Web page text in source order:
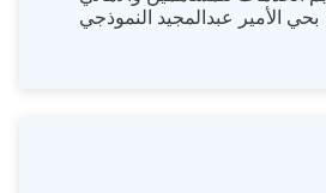
بحي الأمير عبدالمجيد النموذجي